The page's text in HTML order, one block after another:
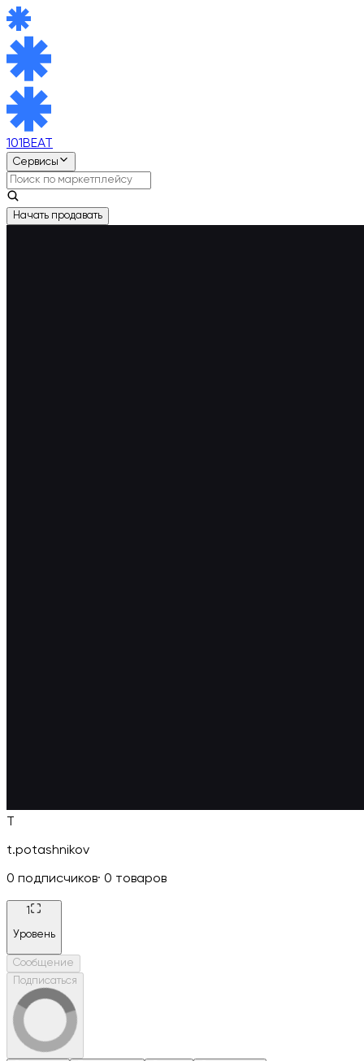
101BEAT
Сервисы
Начать продавать
T
t.potashnikov
0 подписчиков· 0 товаров
1
Уровень
Сообщение
Подписаться